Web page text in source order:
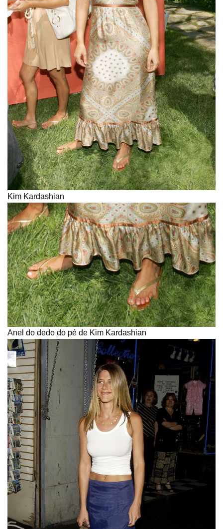
Kim Kardashian
Anel do dedo do pé de Kim Kardashian